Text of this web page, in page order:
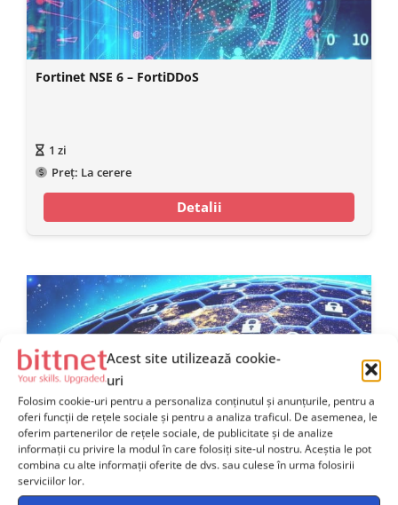
Acest site utilizează cookie-
uri
Folosim cookie-uri pentru a personaliza conținutul și anunțurile, pentru a
oferi funcții de rețele sociale și pentru a analiza traficul. De asemenea, le
oferim partenerilor de rețele sociale, de publicitate și de analize
informații cu privire la modul în care folosiți site-ul nostru. Aceștia le pot
combina cu alte informații oferite de dvs. sau culese în urma folosirii
serviciilor lor.
Fortinet NSE 6 – FortiDDoS
1 zi
Preț: La cerere
Detalii
Fortinet NSE 6 – FortiADC for D Series Models
1zi
Preț:La cerere